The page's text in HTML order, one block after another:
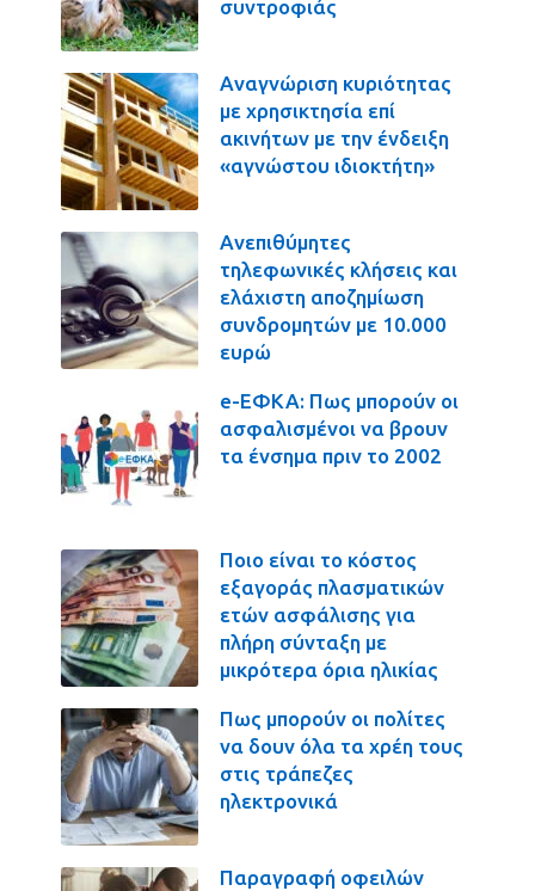
συντροφιάς
Αναγνώριση κυριότητας
με χρησικτησία επί
ακινήτων με την ένδειξη
«αγνώστου ιδιοκτήτη»
Ανεπιθύμητες
τηλεφωνικές κλήσεις και
ελάχιστη αποζημίωση
συνδρομητών με 10.000
ευρώ
e-ΕΦΚΑ: Πως μπορούν οι
ασφαλισμένοι να βρουν
τα ένσημα πριν το 2002
Ποιο είναι το κόστος
εξαγοράς πλασματικών
ετών ασφάλισης για
πλήρη σύνταξη με
μικρότερα όρια ηλικίας
Πως μπορούν οι πολίτες
να δουν όλα τα χρέη τους
στις τράπεζες
ηλεκτρονικά
Παραγραφή οφειλών